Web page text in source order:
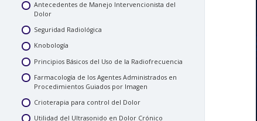
Antecedentes de Manejo Intervencionista del
Dolor
Seguridad Radiológica
Knobología
Principios Básicos del Uso de la Radiofrecuencia
Farmacología de los Agentes Administrados en
Procedimientos Guiados por Imagen
Crioterapia para control del Dolor
Utilidad del Ultrasonido en Dolor Crónico